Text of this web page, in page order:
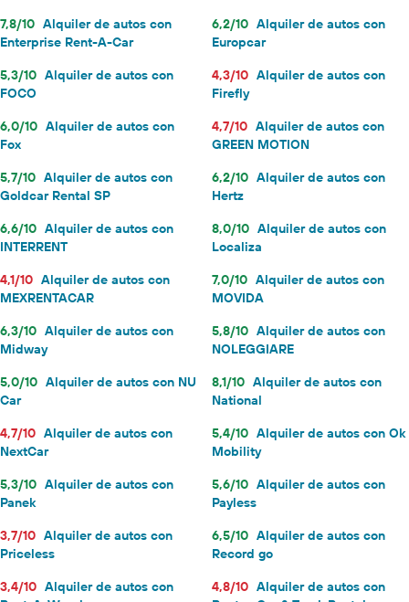
7,8/10 Alquiler de autos con
Enterprise Rent-A-Car
6,2/10 Alquiler de autos con
Europcar
5,3/10 Alquiler de autos con
FOCO
4,3/10 Alquiler de autos con
Firefly
6,0/10 Alquiler de autos con
Fox
4,7/10 Alquiler de autos con
GREEN MOTION
5,7/10 Alquiler de autos con
Goldcar Rental SP
6,2/10 Alquiler de autos con
Hertz
6,6/10 Alquiler de autos con
INTERRENT
8,0/10 Alquiler de autos con
Localiza
4,1/10 Alquiler de autos con
MEXRENTACAR
7,0/10 Alquiler de autos con
MOVIDA
6,3/10 Alquiler de autos con
Midway
5,8/10 Alquiler de autos con
NOLEGGIARE
5,0/10 Alquiler de autos con NU
Car
8,1/10 Alquiler de autos con
National
4,7/10 Alquiler de autos con
NextCar
5,4/10 Alquiler de autos con Ok
Mobility
5,3/10 Alquiler de autos con
Panek
5,6/10 Alquiler de autos con
Payless
3,7/10 Alquiler de autos con
Priceless
6,5/10 Alquiler de autos con
Record go
3,4/10 Alquiler de autos con
4,8/10 Alquiler de autos con